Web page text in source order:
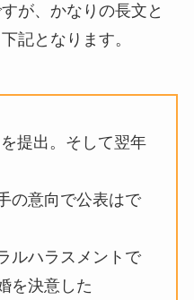
が、かなりの長文と
記となります。
提出。そして翌年
の意向で公表はで
ルハラスメントで
を決意した